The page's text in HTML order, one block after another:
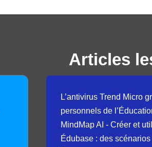
Articles
L’antivirus Trend Micro
personnels de
MindMap AI - Créer et
Édubase : des